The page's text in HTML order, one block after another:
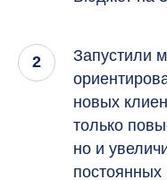
Запустили
новых
только
но и